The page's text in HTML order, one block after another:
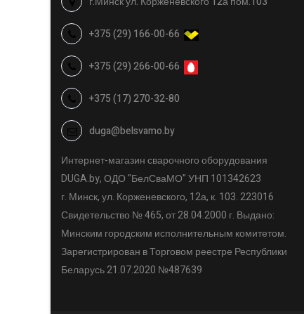
+375 (29) 166-00-66
+375 (29) 266-00-66
+375 (17) 270-32-80
duga@belsvamo.by
Интернет-магазин сварочного оборудования
DUGA.by, ОДО "БелСваМО" УНП 101342623
г. Минск, ул. Корженевского, 12а, к. 103. 223016
Свидетельство № 465, от 28.04.2000 г. Выдано:
Минским городским исполнительным комитетом.
Зарегистрирован в Торговом реестре Республики
Беларусь 21.07.2020 №487639